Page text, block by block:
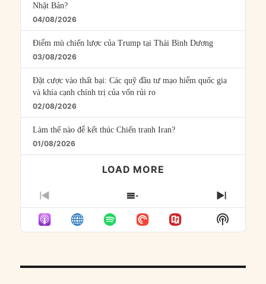
Nhật Bản?
04/08/2026
Điểm mù chiến lược của Trump tại Thái Bình Dương
03/08/2026
Đặt cược vào thất bại: Các quỹ đầu tư mạo hiểm quốc gia
và khía cạnh chính trị của vốn rủi ro
02/08/2026
Làm thế nào để kết thúc Chiến tranh Iran?
01/08/2026
LOAD MORE
PREVIOUS
EPISODE
SHOW
EPISODES
LIST
NEXT
Show
Podcast